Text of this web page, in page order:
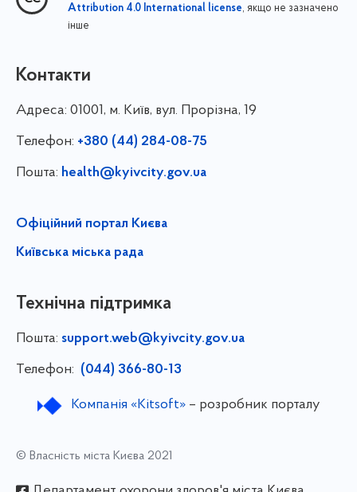
Attribution 4.0 International license, якщо не зазначено
інше
Контакти
Адреса: 01001, м. Київ, вул. Прорізна, 19
Телефон: +380 (44) 284-08-75
Пошта: health@kyivcity.gov.ua
Офіційний портал Києва
Київська міська рада
Технічна підтримка
Пошта: support.web@kyivcity.gov.ua
Телефон: (044) 366-80-13
Компанія «Kitsoft»– розробник порталу
© Власність міста Києва 2021